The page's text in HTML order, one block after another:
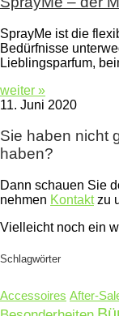
SprayMe ist die
Bedürfnisse
Lieblingsparfum,
weiter »
11. Juni 2020
Sie haben nicht
haben?
Dann schauen Sie
nehmen Kontaktzu
Vielleicht noch ein
Schlagwörter
Accessoires After-